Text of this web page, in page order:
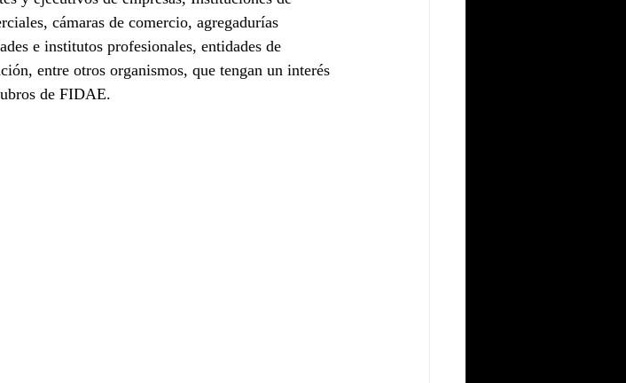
cámaras de comercio, agregadurías
e institutos profesionales, entidades de
entre otros organismos, que tengan un interés
de FIDAE.